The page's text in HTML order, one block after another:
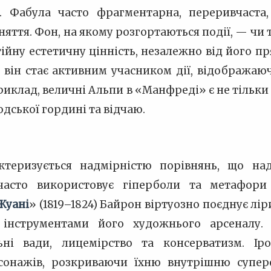
часто фрагментарна,
Фон, на якому розгортаються події, — чи
естетичну цінність, незалежно від його
він стає активним учасником дії,
величні Альпи в «Манфреді» є не
гордині та відчаю.
надмірністю порівнянь, що
використовує гіперболи та
» (1819–1824) Байрон віртуозно поєднує
його художнього
вади, лицемірство та
розкриваючи їхню внутрішню